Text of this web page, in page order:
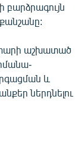
բարձրագույն
տարի աշխատած
և
ներդնելու